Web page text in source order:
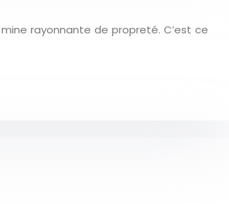
rayonnante de propreté. C’est ce